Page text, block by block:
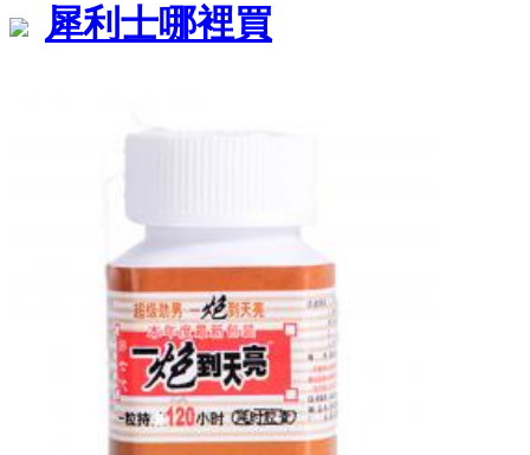
犀利士哪裡買